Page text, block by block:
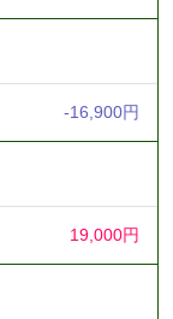
-16,900円
19,000円